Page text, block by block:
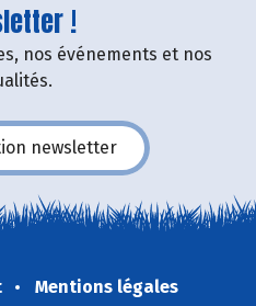
!
nos événements et nos
newsletter
Mentions légales